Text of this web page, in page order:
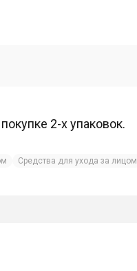
2-х упаковок.
Средства для ухода за лицом